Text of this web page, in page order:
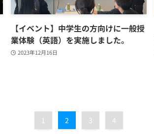
【イベント】中学生の方向けに一般授
業体験（英語）を実施しました。
2023年12月16日
1 2 3 4